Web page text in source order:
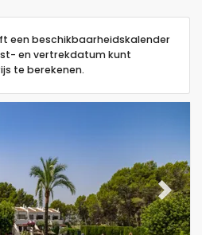
een beschikbaarheidskalender
en vertrekdatum kunt
te berekenen.
Next